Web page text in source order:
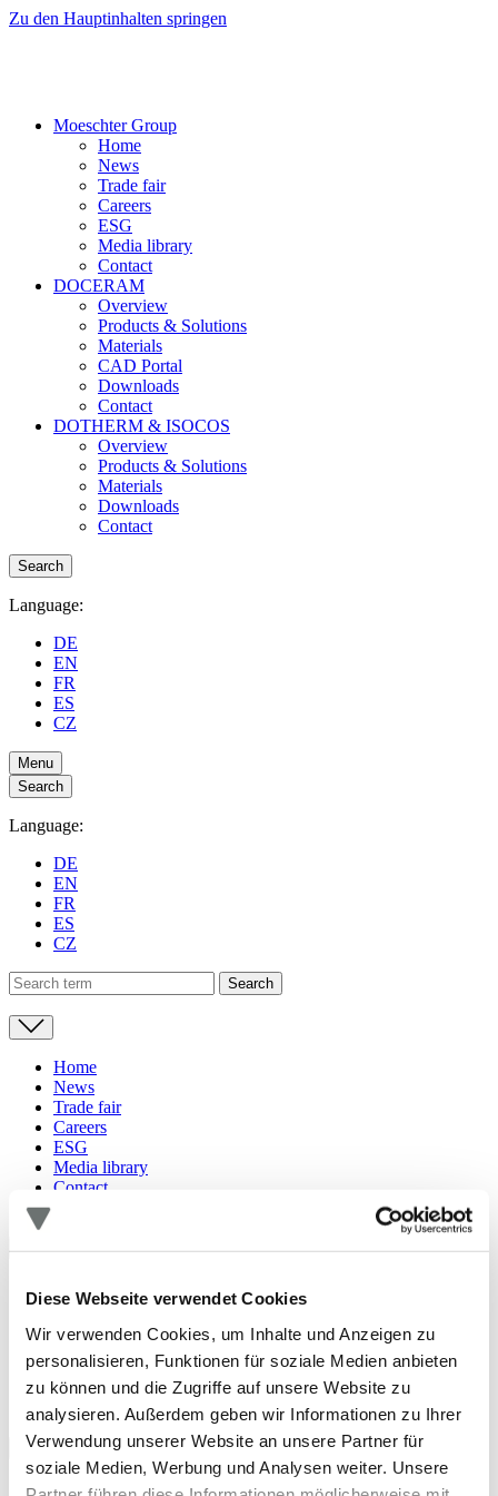
Diese Webseite verwendet Cookies
Wir verwenden Cookies, um Inhalte und Anzeigen zu
personalisieren, Funktionen für soziale Medien anbieten
zu können und die Zugriffe auf unsere Website zu
analysieren. Außerdem geben wir Informationen zu Ihrer
Verwendung unserer Website an unsere Partner für
soziale Medien, Werbung und Analysen weiter. Unsere
Zu den Hauptinhalten springen
Moeschter Group
Home
News
Trade fair
Careers
ESG
Media library
Contact
DOCERAM
Overview
Products & Solutions
Materials
CAD Portal
Downloads
Contact
DOTHERM & ISOCOS
Overview
Products & Solutions
Materials
Downloads
Contact
Search
Language:
DE
EN
FR
ES
CZ
Menu
Search
Language:
DE
EN
FR
ES
CZ
Home
News
Trade fair
Careers
ESG
Media library
Contact
Products & Solutions
Materials
Downloads
Contact
Overview